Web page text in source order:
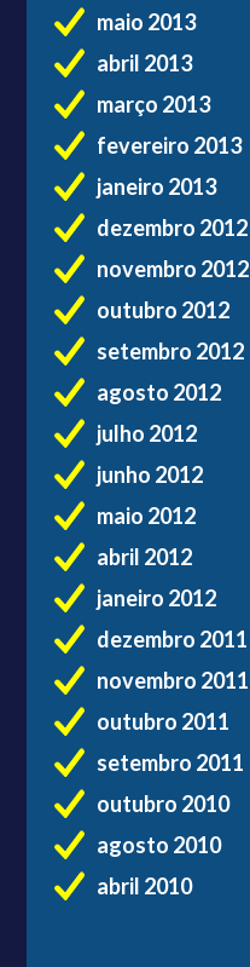
maio 2013
abril 2013
março 2013
fevereiro 2013
janeiro 2013
dezembro 2012
novembro 2012
outubro 2012
setembro 2012
agosto 2012
julho 2012
junho 2012
maio 2012
abril 2012
janeiro 2012
dezembro 2011
novembro 2011
outubro 2011
setembro 2011
outubro 2010
agosto 2010
abril 2010